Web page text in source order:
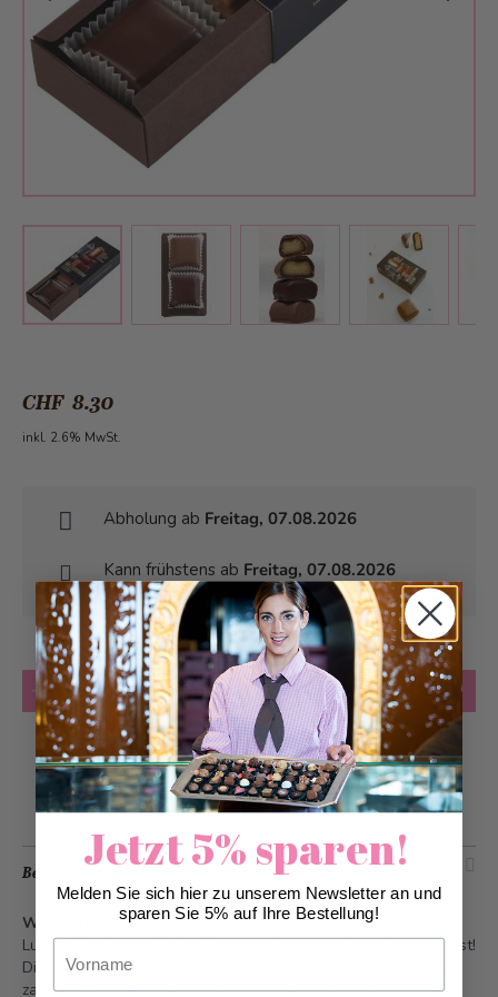
View larger imageView larger imageView larger imageView larger
CHF 8.30
inkl. 2.6% MwSt.
Abholung ab Freitag, 07.08.2026
Kann frühstens ab Freitag, 07.08.2026
geliefert werden
Anzahl in den Warenkorb
Zur Wunschliste hinzufügen
Beschreibung
Wasserturmstein© 2er- Das kulinarische Wahrzeichen von
Luzern. Geniessen Sie ein Stück unwiderstehlicher Pralinékunst!
Die handgefertigte Spezialität mit edler Kirschwasserfüllung,
zartem Génoisebiscuit und Gianduja ist mit Schweizer
Jetzt 5% sparen!
Melden Sie sich hier zu unserem Newsletter an und
sparen Sie 5% auf Ihre Bestellung!